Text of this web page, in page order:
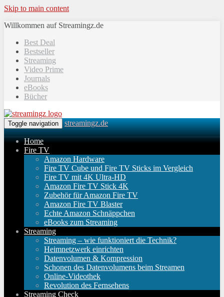
Skip to main content
Willkommen auf Streamingz.de
Best Deal
Bestseller
Streaming
Video Prime
Journals
eBooks
Bücher
Toggle navigation streamingz.de
Home
Fire TV
Amazon Hardware
Fire TV Cube und Fire TV Sticks im Vergleich
Fire TV mit 4K Ultra-HD
Amazon Fire TV Stick 4K
Zubehör für Amazon Fire TV
Amazon Fire TV Blaster
Echte Amazon Schnäppchen
eBooks zum Streaming
Streaming
Streaming – wie funktioniert die Technik?
Heimnetzwerk einrichten
Datenvolumen & Kompression
Schonen des Datenvolumens beim Streamen
Online-Videothek
Revolution des Fernsehens
Streaming Check